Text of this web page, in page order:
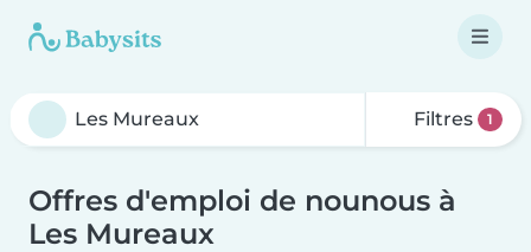
Filtres 1
Offres d'emploi de nounous à
Les Mureaux